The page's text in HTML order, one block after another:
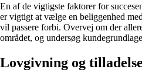
En af de vigtigste faktorer for
er vigtigt at vælge en beliggenhed
vil passere forbi. Overvej om der
området, og undersøg
Lovgivning og